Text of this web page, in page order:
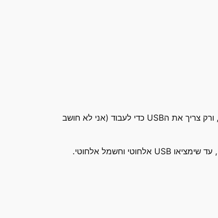
אבל מה דעתכם על משהו מהפכני. בית שמתחבר בUSB למחשב. בית מלא כזה, שמחובר לחשמל, למים, למזגן, ורק צריך את הUSB כדי לעבוד (אני לא חושב